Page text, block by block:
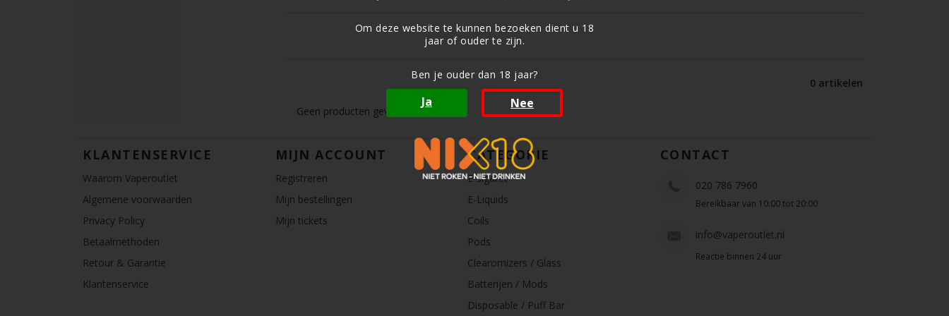
Om deze website te kunnen bezoeken dient u 18
jaar of ouder te zijn.
Ben je ouder dan 18 jaar?
Ja Nee
0 artikelen
Geen producten gevonden!...
KLANTENSERVICE
Waarom Vaperoutlet
Algemene voorwaarden
Privacy Policy
Betaalmethoden
Retour & Garantie
Klantenservice
MIJN ACCOUNT
Registreren
Mijn bestellingen
Mijn tickets
CATEGORIE
E-sigaret
E-Liquids
Coils
Pods
Clearomizers / Glass
Batterijen / Mods
Disposable / Puff Bar
CONTACT
020 786 7960
Bereikbaar van 10:00 tot 20:00
info@vaperoutlet.nl
Reactie binnen 24 uur